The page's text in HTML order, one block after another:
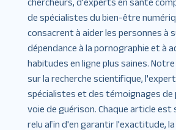
de spécialistes du bien-être
consacrent à aider les personnes à
dépendance à la pornographie et à
habitudes en ligne plus saines.
sur la recherche scientifique,
spécialistes et des témoignages de
voie de guérison. Chaque article
relu afin d'en garantir l'exactitude,